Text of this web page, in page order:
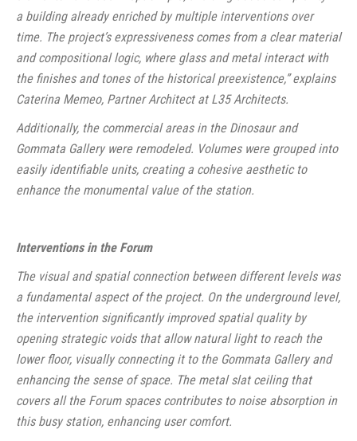
a building already enriched by multiple interventions over
time. The project’s expressiveness comes from a clear material
and compositional logic, where glass and metal interact with
the finishes and tones of the historical preexistence,” explains
Caterina Memeo, Partner Architect at L35 Architects.
Additionally, the commercial areas in the Dinosaur and
Gommata Gallery were remodeled. Volumes were grouped into
easily identifiable units, creating a cohesive aesthetic to
enhance the monumental value of the station.
Interventions in the Forum
The visual and spatial connection between different levels was
a fundamental aspect of the project. On the underground level,
the intervention significantly improved spatial quality by
opening strategic voids that allow natural light to reach the
lower floor, visually connecting it to the Gommata Gallery and
enhancing the sense of space. The metal slat ceiling that
covers all the Forum spaces contributes to noise absorption in
this busy station, enhancing user comfort.